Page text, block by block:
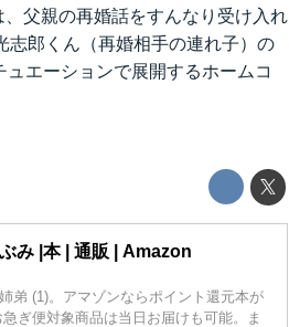
父親の再婚話をすんなり受け入れ
志郎くん（再婚相手の連れ子）の
エーションで展開するホームコ
み |本 | 通販 | Amazon
弟 (1)。アマゾンならポイント還元本が
ぎ便対象商品は当日お届けも可能。ま